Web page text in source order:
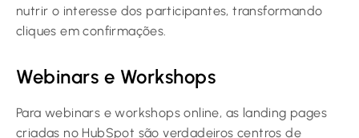
nutrir o interesse dos participantes, transformando
cliques em confirmações.
Webinars e Workshops
Para webinars e workshops online, as landing pages
criadas no HubSpot são verdadeiros centros de